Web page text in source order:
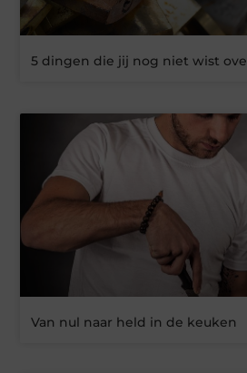
5 dingen die jij nog niet wist
Van nul naar held in de keuken